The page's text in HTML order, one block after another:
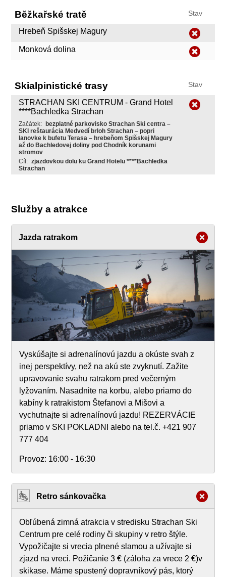
Běžkařské tratě Stav
Hrebeň Spišskej Magury
Monková dolina
Skialpinistické trasy Stav
STRACHAN SKI CENTRUM - Grand Hotel
****Bachledka Strachan
Začátek: bezplatné parkovisko Strachan Ski centra –
SKI reštaurácia Medvedí brloh Strachan – popri
lanovke k bufetu Terasa – hrebeňom Spišskej Magury
až do Bachledovej doliny pod Chodník korunami
stromov
Cíl: zjazdovkou dolu ku Grand Hotelu ****Bachledka
Strachan
Služby a atrakce
Jazda ratrakom
Vyskúšajte si adrenalínovú jazdu a okúste svah z
inej perspektívy, než na akú ste zvyknutí. Zažite
upravovanie svahu ratrakom pred večerným
lyžovaním. Nasadnite na korbu, alebo priamo do
kabíny k ratrakistom Štefanovi a Mišovi a
vychutnajte si adrenalínovú jazdu! REZERVÁCIE
priamo v SKI POKLADNI alebo na tel.č. +421 907
777 404
Provoz: 16:00 - 16:30
Retro sánkovačka
Obľúbená zimná atrakcia v stredisku Strachan Ski
Centrum pre celé rodiny či skupiny v retro štýle.
Vypožičajte si vrecia plnené slamou a užívajte si
zjazd na vreci. Požičanie 3 € (záloha za vrece 2 €)v
skikase. Máme spustený dopravníkový pás, ktorý